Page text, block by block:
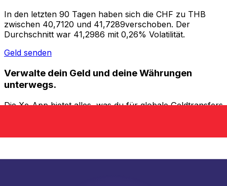
In den letzten 90 Tagen haben sich die CHF zu THB
zwischen 40,7120 und 41,7289verschoben. Der
Durchschnitt war 41,2986 mit 0,26% Volatilität.
Geld senden
Verwalte dein Geld und deine Währungen
unterwegs.
Die Xe-App bietet alles, was du für globale Geldtransfers
Geld ins Ausland überweisen, ohne versteckte